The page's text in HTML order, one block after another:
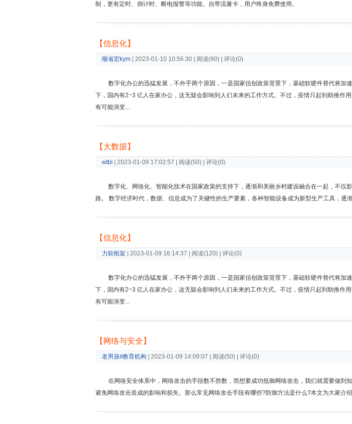
制，更有定时、倒计时、断电报警等功能。自带流量卡，用户终身免费使用。
【信息化】
咽省宏kym | 2023-01-10 10:56:30 | 阅读(90) | 评论(0)
数字化办公的迅猛发展，不外乎两个原因，一是国家信创政策背景下，基础软硬件替代将加
下，国内有2~3 亿人在家办公，这无疑会影响到人们未来的工作方式。不过，疫情只起到助推作
有可能演变...
【大数据】
wtbl | 2023-01-09 17:02:57 | 阅读(50) | 评论(0)
数字化、网络化、智能化技术在国家政策的支持下，逐渐和美丽乡村建设融合在一起，不仅
路。 数字经济时代，数据、信息成为了关键性的生产要素，各种智能设备成为新型生产工具，
【信息化】
力软框架 | 2023-01-09 16:14:37 | 阅读(120) | 评论(0)
数字化办公的迅猛发展，不外乎两个原因，一是国家信创政策背景下，基础软硬件替代将加
下，国内有2~3 亿人在家办公，这无疑会影响到人们未来的工作方式。不过，疫情只起到助推作
有可能演变...
【网络与安全】
老男孩it教育机构 | 2023-01-09 14:09:07 | 阅读(50) | 评论(0)
在网络安全体系中，网络攻击的手段数不胜数，而想要成功抵御网络攻击，我们就需要做到
避免网络攻击造成的影响和损失。那么常见网络攻击手段有哪些?防御方法是什么?本文为大家介绍